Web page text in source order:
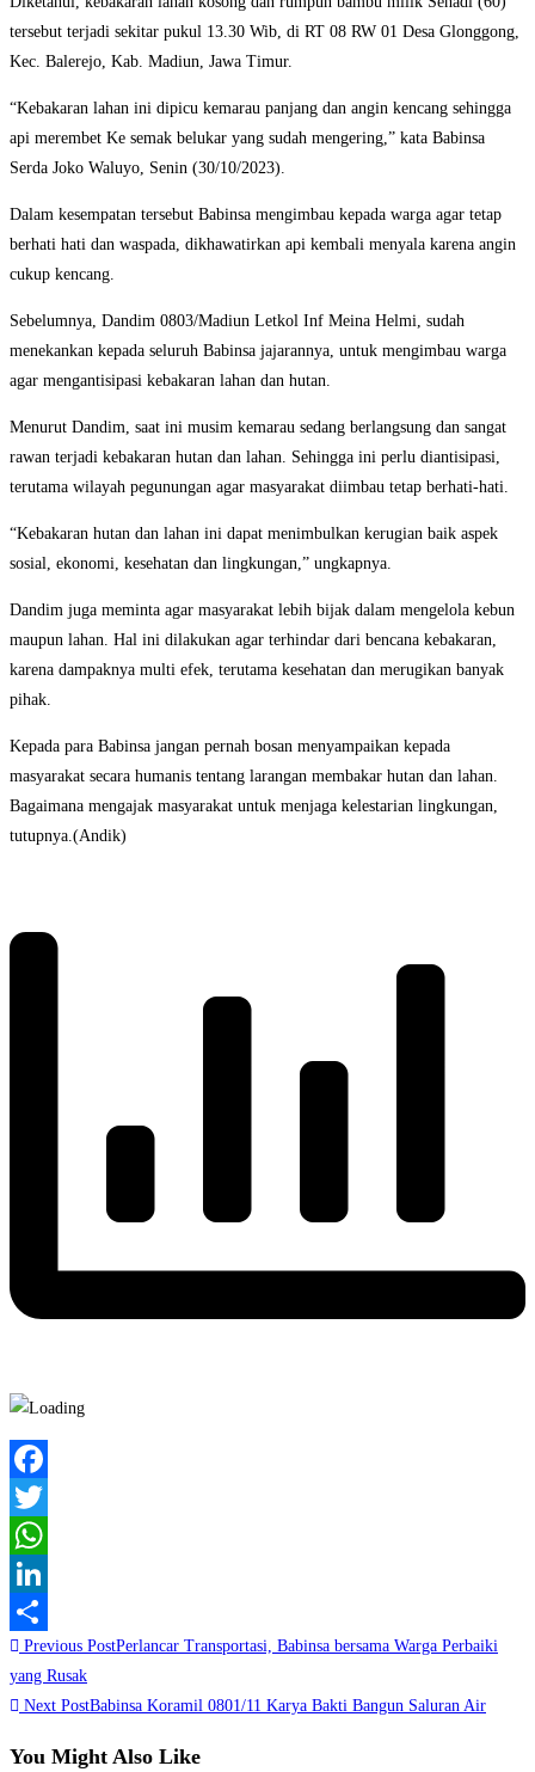
tersebut terjadi sekitar pukul 13.30 Wib, di RT 08 RW 01 Desa Glonggong,
Kec. Balerejo, Kab. Madiun, Jawa Timur.
“Kebakaran lahan ini dipicu kemarau panjang dan angin kencang sehingga
api merembet Ke semak belukar yang sudah mengering,” kata Babinsa
Serda Joko Waluyo, Senin (30/10/2023).
Dalam kesempatan tersebut Babinsa mengimbau kepada warga agar tetap
berhati hati dan waspada, dikhawatirkan api kembali menyala karena angin
cukup kencang.
Sebelumnya, Dandim 0803/Madiun Letkol Inf Meina Helmi, sudah
menekankan kepada seluruh Babinsa jajarannya, untuk mengimbau warga
agar mengantisipasi kebakaran lahan dan hutan.
Menurut Dandim, saat ini musim kemarau sedang berlangsung dan sangat
rawan terjadi kebakaran hutan dan lahan. Sehingga ini perlu diantisipasi,
terutama wilayah pegunungan agar masyarakat diimbau tetap berhati-hati.
“Kebakaran hutan dan lahan ini dapat menimbulkan kerugian baik aspek
sosial, ekonomi, kesehatan dan lingkungan,” ungkapnya.
Dandim juga meminta agar masyarakat lebih bijak dalam mengelola kebun
maupun lahan. Hal ini dilakukan agar terhindar dari bencana kebakaran,
karena dampaknya multi efek, terutama kesehatan dan merugikan banyak
pihak.
Kepada para Babinsa jangan pernah bosan menyampaikan kepada
masyarakat secara humanis tentang larangan membakar hutan dan lahan.
Bagaimana mengajak masyarakat untuk menjaga kelestarian lingkungan,
tutupnya.(Andik)
Facebook
Twitter
WhatsApp
LinkedIn
Share
Read
more
articles
Previous PostPerlancar Transportasi, Babinsa bersama Warga Perbaiki
yang Rusak
Next PostBabinsa Koramil 0801/11 Karya Bakti Bangun Saluran Air
You Might Also Like